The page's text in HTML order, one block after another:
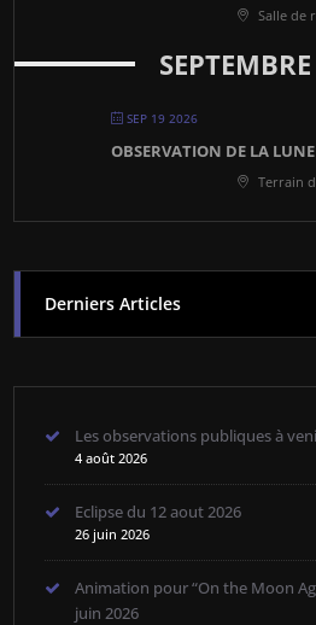
Salle de
SEP 19 2026
OBSERVATION DE LA
Terrain
Derniers Articles
Les observations publiques à
4 août 2026
Eclipse du 12 aout 2026
26 juin 2026
Animation pour “On the Moon
juin 2026